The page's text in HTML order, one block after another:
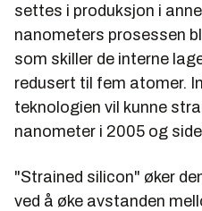
settes i produksjon i
nanometers prosessen
som skiller de interne
redusert til fem atomer.
teknologien vil kunne
nanometer i 2005 og
"Strained silicon" øker
ved å øke avstanden